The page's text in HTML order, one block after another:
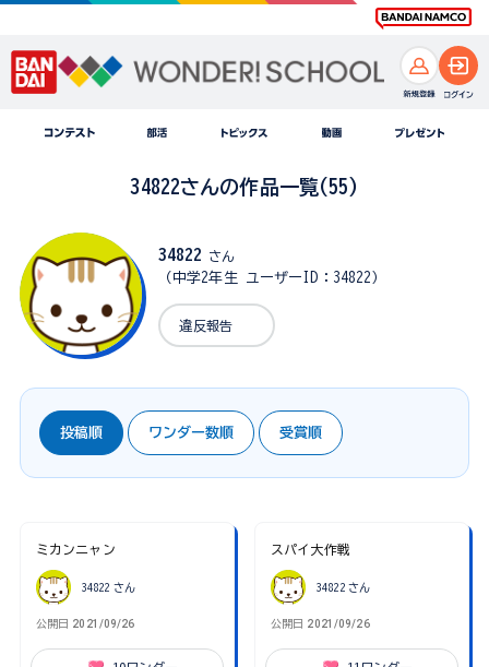
34822さんの作品一覧(55)
34822 さん
（中学2年生 ユーザーID：34822）
違反報告
投稿順 ワンダー数順 受賞順
ミカンニャン
34822 さん
公開日 2021/09/26
スパイ大作戦
34822 さん
公開日 2021/09/26